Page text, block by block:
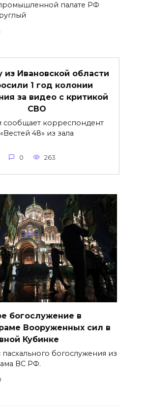
палате РФ
из Ивановской области
1 год колонии
за видео с критикой
СВО
сообщает корреспондент
«Вестей 48» из зала
0 263
богослужение в
Вооруженных сил в
Кубинке
пасхального богослужения из
ВС РФ.